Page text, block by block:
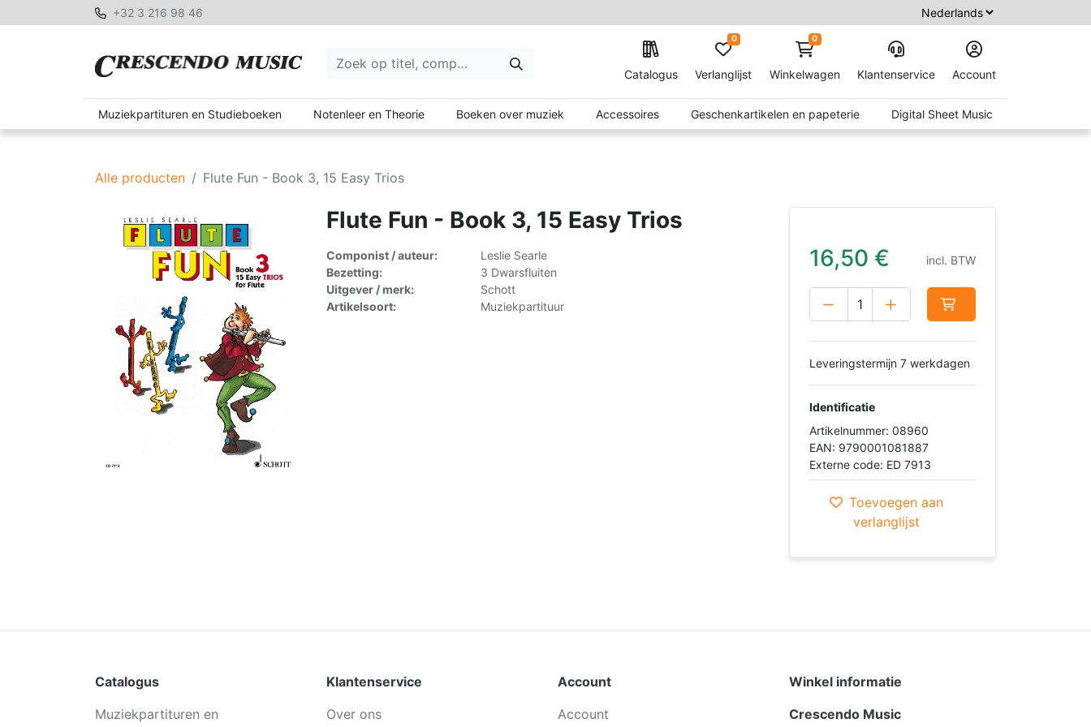
+32 3 216 98 46
Catalogus Verlanglijst
0 0
Winkelwagen Klantenservice Account
Muziekpartituren en Studieboeken Notenleer en Theorie Boeken over muziek Accessoires Geschenkartikelen en papeterie Digital Sheet Music
Alle producten Flute Fun - Book 3, 15 Easy Trios
Flute Fun - Book 3, 15 Easy Trios
Componist / auteur:
Leslie Searle
Bezetting:
3 Dwarsfluiten
Uitgever / merk:
Schott
Artikelsoort:
Muziekpartituur
16,50 € incl. BTW
Leveringstermijn 7 werkdagen
Identificatie
Artikelnummer: 08960
EAN: 9790001081887
Externe code: ED 7913
Toevoegen aan
verlanglijst
Catalogus
Muziekpartituren en
Klantenservice
Over ons
Account
Account
Winkel informatie
Crescendo Music